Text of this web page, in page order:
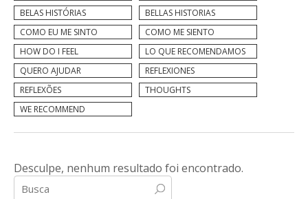
BELAS HISTÓRIAS
BELLAS HISTORIAS
COMO EU ME SINTO
COMO ME SIENTO
HOW DO I FEEL
LO QUE RECOMENDAMOS
QUERO AJUDAR
REFLEXIONES
REFLEXÕES
THOUGHTS
WE RECOMMEND
Desculpe, nenhum resultado foi encontrado.